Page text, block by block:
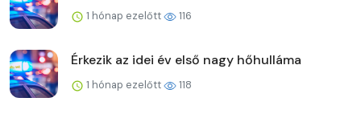
1 hónap ezelőtt 116
Érkezik az idei év első nagy hőhulláma
1 hónap ezelőtt 118